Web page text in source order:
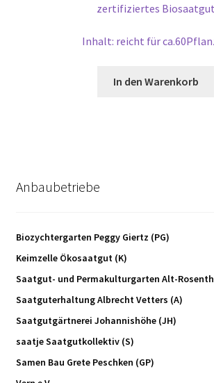
zertifiziertes Biosaatgut
Inhalt: reicht für
In den Warenkorb
Anbaubetriebe
Biozychtergarten Peggy Giertz (PG)
Keimzelle Ökosaatgut (K)
Saatgut- und Permakulturgarten Alt-
Saatguterhaltung Albrecht Vetters (A)
Saatgutgärtnerei Johannishöhe (JH)
saatje Saatgutkollektiv (S)
Samen Bau Grete Peschken (GP)